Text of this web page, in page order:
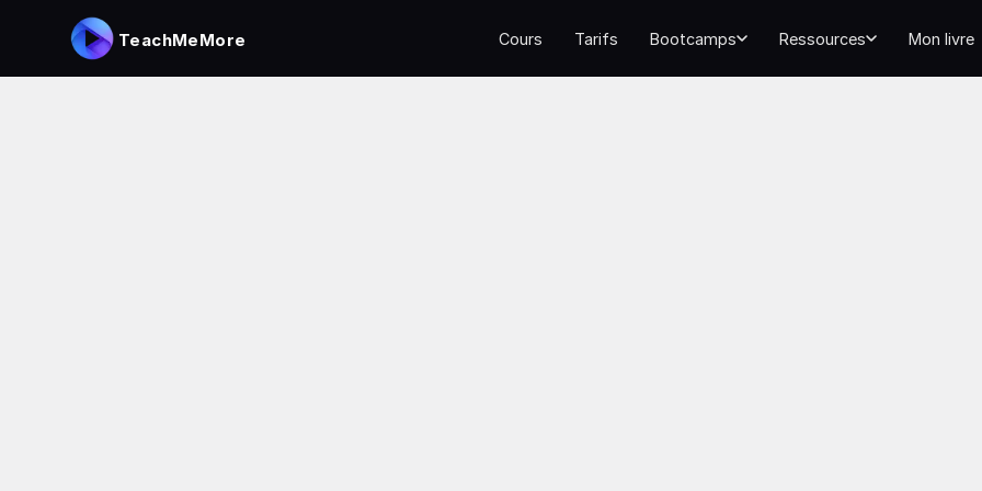
TeachMeMore Cours Tarifs Bootcamps Ressources Mon livre